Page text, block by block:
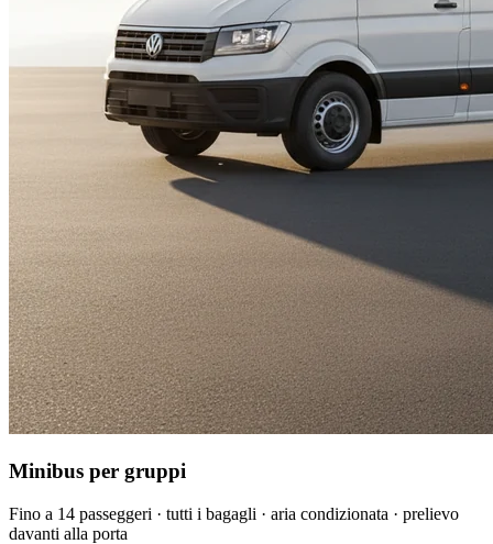
Minibus per gruppi
Fino a 14 passeggeri · tutti i bagagli · aria condizionata · prelievo
davanti alla porta